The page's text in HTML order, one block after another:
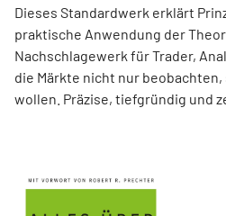
Dieses Standardwerk erklärt
praktische Anwendung der
Nachschlagewerk für Trader,
die Märkte nicht nur
wollen. Präzise, tiefgründig und